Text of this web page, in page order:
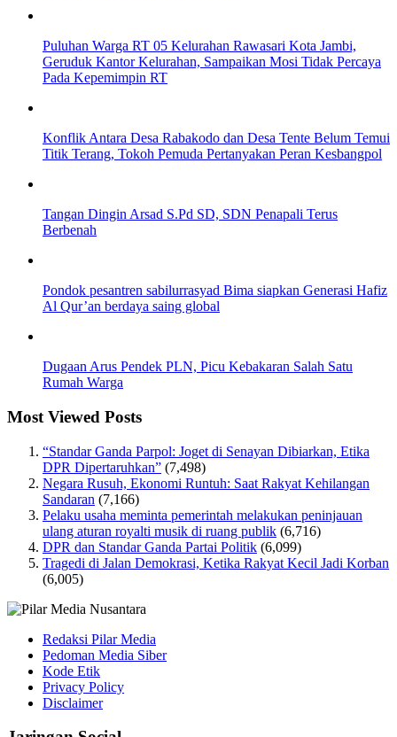
Puluhan Warga RT 05 Kelurahan Rawasari Kota Jambi,
Geruduk Kantor Kelurahan, Sampaikan Mosi Tidak Percaya
Pada Kepemimpin RT
Konflik Antara Desa Rabakodo dan Desa Tente Belum Temui
Titik Terang, Tokoh Pemuda Pertanyakan Peran Kesbangpol
Tangan Dingin Arsad S.Pd SD, SDN Penapali Terus
Berbenah
Pondok pesantren sabilurrasyad Bima siapkan Generasi Hafiz
Al Qur’an berdaya saing global
Dugaan Arus Pendek PLN, Picu Kebakaran Salah Satu
Rumah Warga
Most Viewed Posts
“Standar Ganda Parpol: Joget di Senayan Dibiarkan, Etika
DPR Dipertaruhkan” (7,498)
Negara Rusuh, Ekonomi Runtuh: Saat Rakyat Kehilangan
Sandaran (7,166)
Pelaku usaha meminta pemerintah melakukan peninjauan
ulang aturan royalti musik di ruang publik (6,716)
DPR dan Standar Ganda Partai Politik (6,099)
Tragedi di Jalan Demokrasi, Ketika Rakyat Kecil Jadi Korban
(6,005)
Redaksi Pilar Media
Pedoman Media Siber
Kode Etik
Privacy Policy
Disclaimer